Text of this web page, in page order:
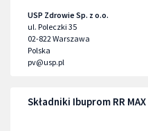
USP Zdrowie Sp. z o.o.
ul. Poleczki 35
02-822Warszawa
Polska
pv@usp.pl
Składniki Ibuprom RR MAX